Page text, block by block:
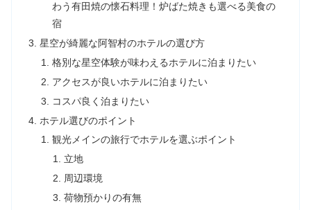
わう有田焼の懐石料理！炉ばた焼きも選べる美食の
宿
星空が綺麗な阿智村のホテルの選び方
格別な星空体験が味わえるホテルに泊まりたい
アクセスが良いホテルに泊まりたい
コスパ良く泊まりたい
ホテル選びのポイント
観光メインの旅行でホテルを選ぶポイント
立地
周辺環境
荷物預かりの有無